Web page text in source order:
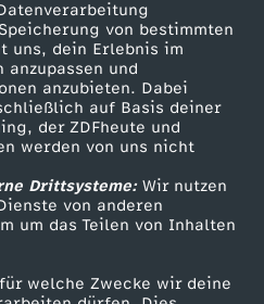
von bestimmten
uns, dein Erlebnis im
anzupassen und
anzubieten. Dabei
auf Basis deiner
der ZDFheute und
werden von uns nicht
Drittsysteme:Wir nutzen
von anderen
um das Teilen von Inhalten
welche Zwecke wir deine
Zuschauerservice
Hilfe